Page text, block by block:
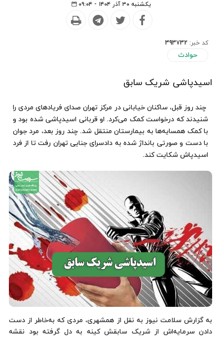
یکشنبه ۳۰ آذر ۱۴۰۴ - ۰۹:۰۴
کد خبر: 393732
حوادث
اسیدپاشی شریک سابق
چند روز قبل، ساکنان خیابانی در مرکز تهران صدای فریادهای مردی را
شنیدند که درخواست کمک می‌کرد. او قربانی اسیدپاشی شده بود و
با کمک همسایه‌ها به بیمارستان منتقل شد. چند روز بعد، مرد جوان
با دست و صورتی بانداژ شده به دادسرای جنایی تهران رفت تا از فرد
اسیدپاش شکایت کند.
به گزارش سلامت نیوز به نقل از همشهری، مردی که به‌خاطر از دست
دادن سرمایه‌اش از شریک سابقش کینه به دل گرفته بود نقشه